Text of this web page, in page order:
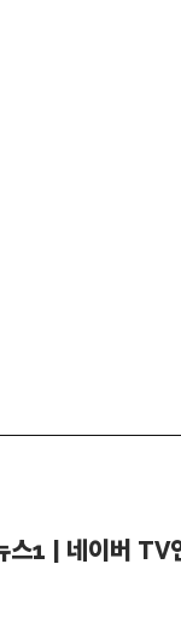
스1 | 네이버 TV